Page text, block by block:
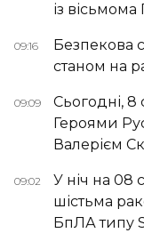
із
09:16
Безпекова
станом на
09:09
Сьогодні, 8
Героями
Валерієм
09:02
У ніч на 08
шістьма
БпЛА типу